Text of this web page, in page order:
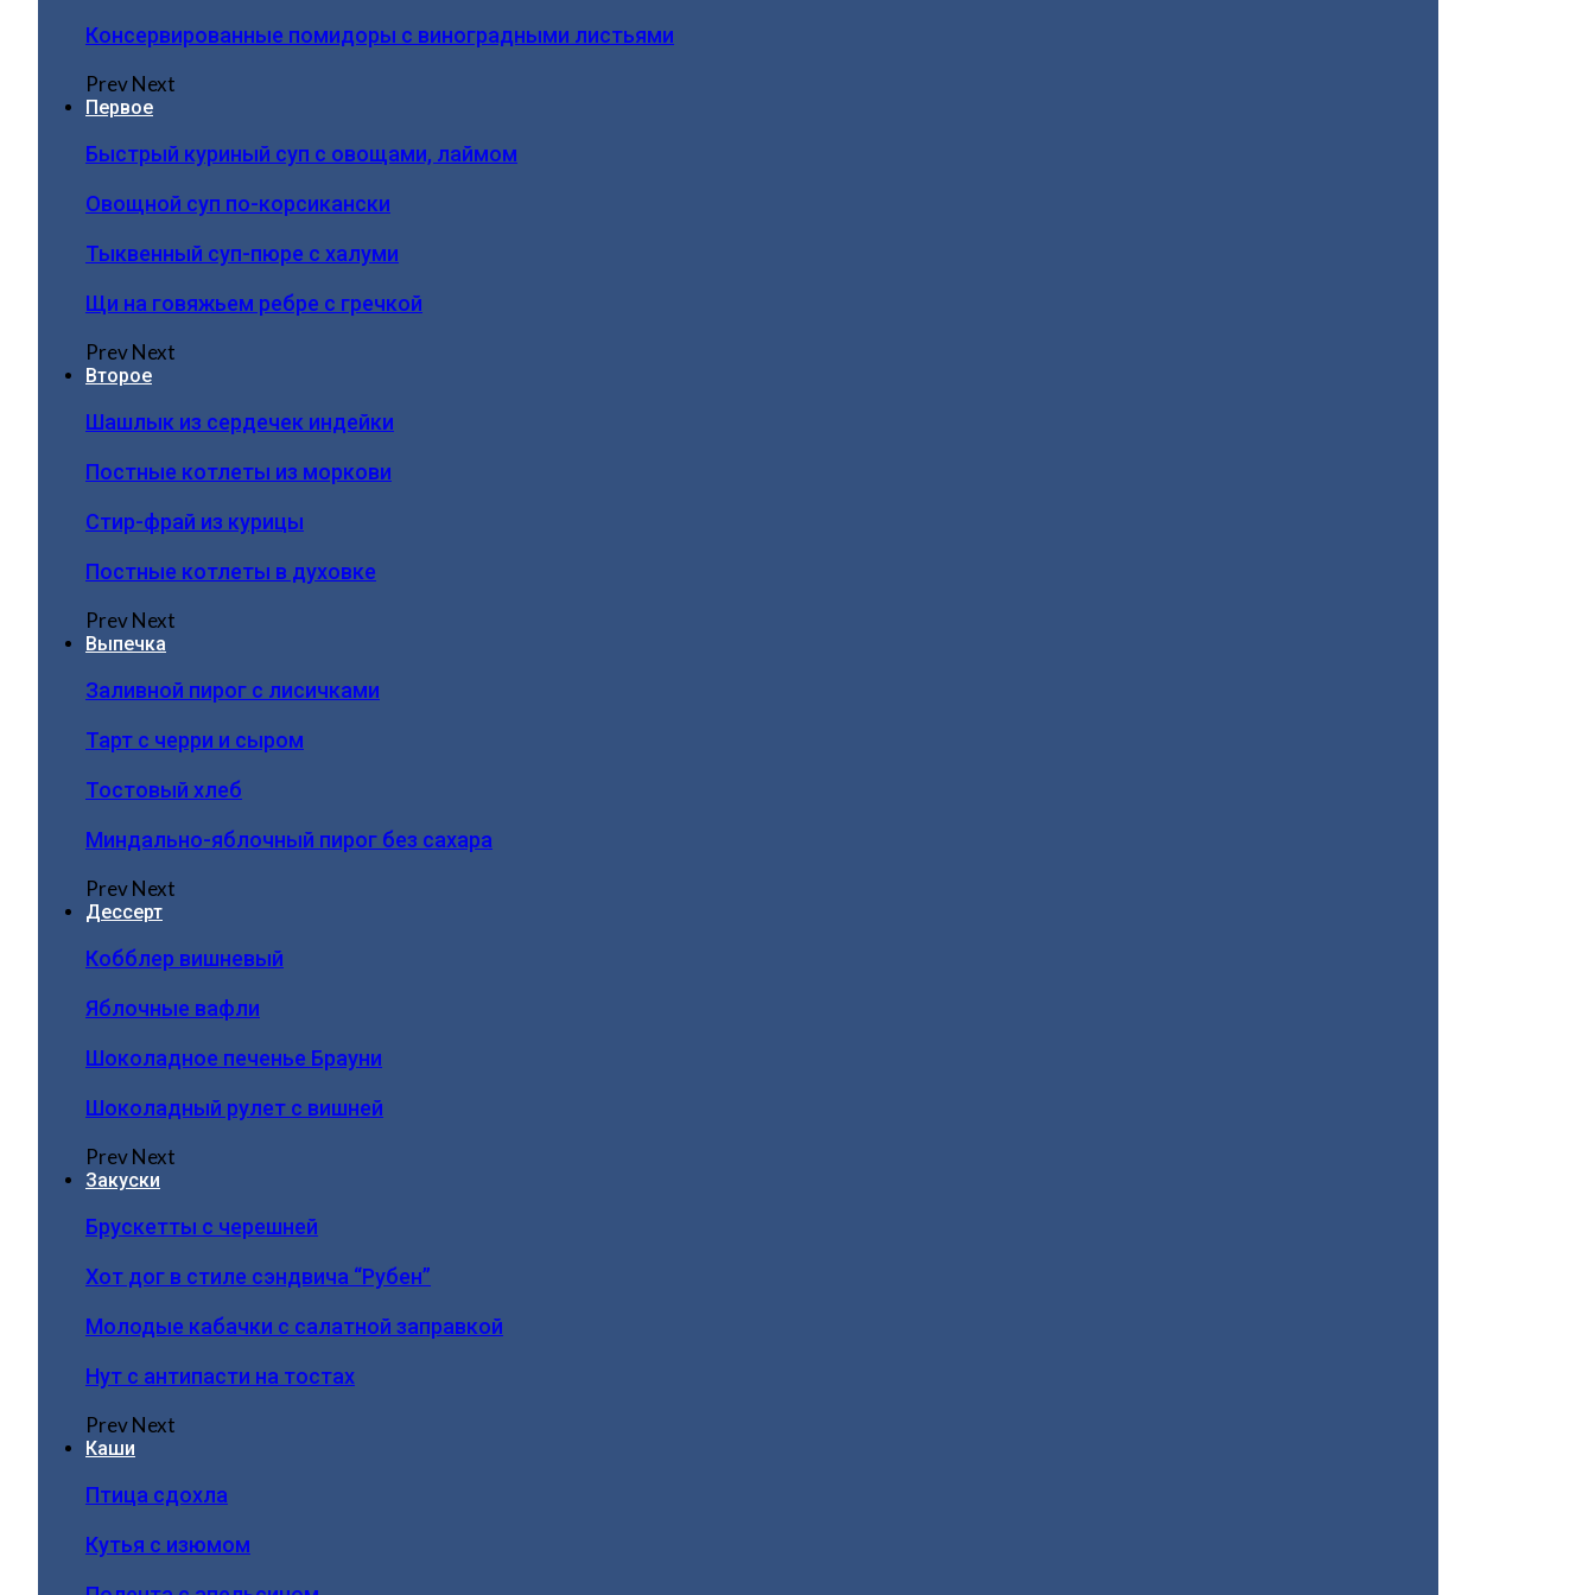
Консервированные помидоры с виноградными листьями
PrevNext
Первое
Быстрый куриный суп с овощами, лаймом
Овощной суп по-корсикански
Тыквенный суп-пюре с халуми
Щи на говяжьем ребре с гречкой
PrevNext
Второе
Шашлык из сердечек индейки
Постные котлеты из моркови
Стир-фрай из курицы
Постные котлеты в духовке
PrevNext
Выпечка
Заливной пирог с лисичками
Тарт с черри и сыром
Тостовый хлеб
Миндально-яблочный пирог без сахара
PrevNext
Дессерт
Кобблер вишневый
Яблочные вафли
Шоколадное печенье Брауни
Шоколадный рулет с вишней
PrevNext
Закуски
Брускетты с черешней
Хот дог в стиле сэндвича “Рубен”
Молодые кабачки с салатной заправкой
Нут с антипасти на тостах
PrevNext
Каши
Птица сдохла
Кутья с изюмом